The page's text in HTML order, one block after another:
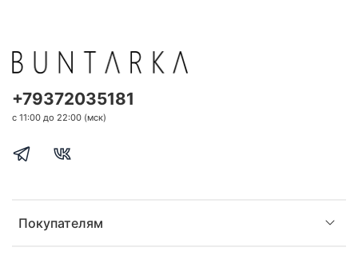
Покупателям
+79372035181
с 11:00 до 22:00 (мск)